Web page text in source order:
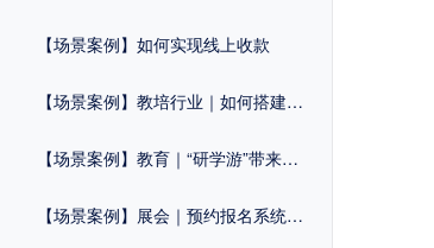
【场景案例】如何实现线上收款
【场景案例】教培行业｜如何搭建自己的活动报名系统？
【场景案例】教育｜“研学游”带来报名热！简化流程，招生工作一步到位
【场景案例】展会｜预约报名系统，优化展会流程，拒绝“忙乱杂”